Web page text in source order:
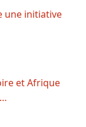
une initiative
et Afrique